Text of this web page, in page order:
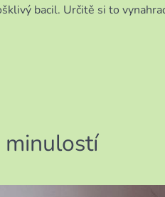
bacil. Určitě si to
minulostí